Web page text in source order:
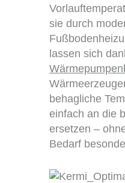
sie durch
lassen sich
behagliche
einfach an die
ersetzen –
Bedarf